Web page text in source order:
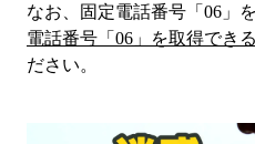
なお、固定電話番号「 06 」
電話番号「 06 」を取得でき
ださい。